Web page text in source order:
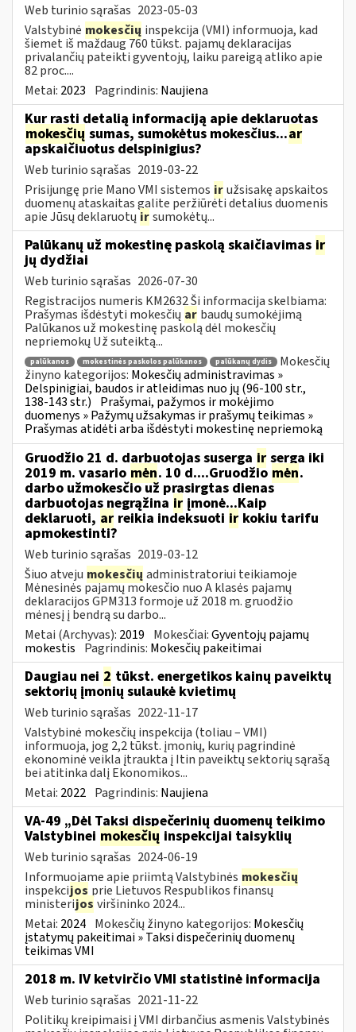
Web turinio sąrašas 2023-05-03
Valstybinė mokesčių inspekcija (VMI) informuoja, kad
šiemet iš maždaug 760 tūkst. pajamų deklaracijas
privalančių pateikti gyventojų, laiku pareigą atliko apie
82 proc....
Metai: 2023 Pagrindinis: Naujiena
Kur rasti detalią informaciją apie deklaruotas
mokesčių sumas, sumokėtus mokesčius...ar
apskaičiuotus delspinigius?
Web turinio sąrašas 2019-03-22
Prisijungę prie Mano VMI sistemos iružsisakę apskaitos
duomenų ataskaitas galite peržiūrėti detalius duomenis
apie Jūsų deklaruotų irsumokėtų...
Palūkanų už mokestinę paskolą skaičiavimas ir
jų dydžiai
Web turinio sąrašas 2026-07-30
Registracijos numeris KM2632 Ši informacija skelbiama:
Prašymas išdėstyti mokesčių ar baudų sumokėjimą
Palūkanos už mokestinę paskolą dėl mokesčių
nepriemokų Už suteiktą...
palūkanos mokestinės paskolos palūkanos palūkanų dydis
Mokesčių
žinyno kategorijos: Mokesčių administravimas »
Delspinigiai, baudos ir atleidimas nuo jų (96-100 str.,
138-143 str.) Prašymai, pažymos ir mokėjimo
duomenys » Pažymų užsakymas ir prašymų teikimas »
Prašymas atidėti arba išdėstyti mokestinę nepriemoką
Gruodžio 21 d. darbuotojas suserga ir serga iki
2019 m. vasario mėn. 10 d....Gruodžio mėn.
darbo užmokesčio už prasirgtas dienas
darbuotojas negrąžina ir įmonė...Kaip
deklaruoti, ar reikia indeksuoti ir kokiu tarifu
apmokestinti?
Web turinio sąrašas 2019-03-12
Šiuo atveju mokesčių administratoriui teikiamoje
Mėnesinės pajamų mokesčio nuo A klasės pajamų
deklaracijos GPM313 formoje už 2018 m. gruodžio
mėnesį į bendrą su darbo...
Metai (Archyvas): 2019 Mokesčiai:Gyventojų pajamų
mokestis Pagrindinis: Mokesčių pakeitimai
Daugiau nei 2 tūkst. energetikos kainų paveiktų
sektorių įmonių sulaukė kvietimų
Web turinio sąrašas 2022-11-17
Valstybinė mokesčių inspekcija (toliau – VMI)
informuoja, jog 2,2 tūkst. įmonių, kurių pagrindinė
ekonominė veikla įtraukta į Itin paveiktų sektorių sąrašą
bei atitinka dalį Ekonomikos...
Metai: 2022 Pagrindinis: Naujiena
VA-49 „Dėl Taksi dispečerinių duomenų teikimo
Valstybinei mokesčių inspekcijai taisyklių
Web turinio sąrašas 2024-06-19
Informuojame apie priimtą Valstybinės mokesčių
inspekcijos prie Lietuvos Respublikos finansų
ministerijos viršininko 2024...
Metai: 2024 Mokesčių žinyno kategorijos: Mokesčių
įstatymų pakeitimai » Taksi dispečerinių duomenų
teikimas VMI
2018 m. IV ketvirčio VMI statistinė informacija
Web turinio sąrašas 2021-11-22
Politikų kreipimaisi į VMI dirbančius asmenis Valstybinės